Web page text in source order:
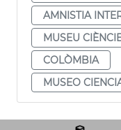
AMNISTIA
MUSEU
COLÒMBIA
MUSEO